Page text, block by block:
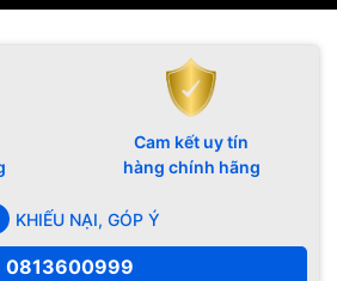
Cam kết uy tín
hàng chính hãng
KHIẾU NẠI, GÓP Ý
0813600999